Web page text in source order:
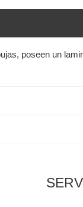
poseen un